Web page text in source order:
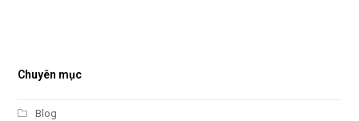
Chuyên mục
Blog